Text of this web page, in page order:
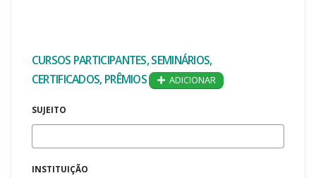
CURSOS PARTICIPANTES, SEMINÁRIOS,
CERTIFICADOS, PRÊMIOS
ADICIONAR
SUJEITO
INSTITUIÇÃO